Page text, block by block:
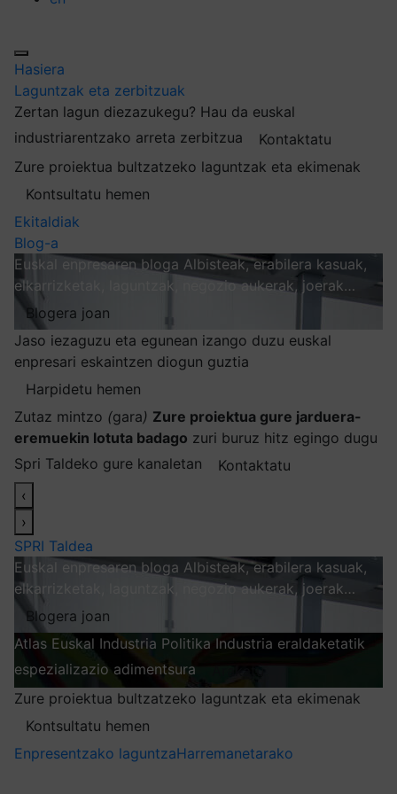
Hasiera
Laguntzak eta zerbitzuak
Zertan lagun diezazukegu? Hau da euskal
industriarentzako arreta zerbitzua
Kontaktatu
Zure proiektua bultzatzeko laguntzak eta ekimenak
Kontsultatu hemen
Ekitaldiak
Blog-a
Euskal enpresaren bloga Albisteak, erabilera kasuak,
elkarrizketak, laguntzak, negozio aukerak, joerak…
Blogera joan
Jaso iezaguzu eta egunean izango duzu euskal
enpresari eskaintzen diogun guztia
Harpidetu hemen
Zutaz mintzo (gara) Zure proiektua gure jarduera-
eremuekin lotuta badago zuri buruz hitz egingo dugu
Spri Taldeko gure kanaletan
Kontaktatu
‹
›
SPRI Taldea
Euskal enpresaren bloga Albisteak, erabilera kasuak,
elkarrizketak, laguntzak, negozio aukerak, joerak…
Blogera joan
Atlas Euskal Industria Politika Industria eraldaketatik
espezializazio adimentsura
Zure proiektua bultzatzeko laguntzak eta ekimenak
Kontsultatu hemen
Enpresentzako laguntzaHarremanetarako